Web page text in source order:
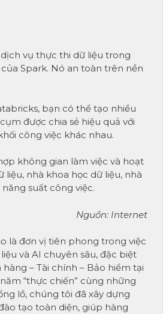
vụ thực thi dữ liệu trong
Spark. Nó an toàn trên nền
bạn có thể tạo nhiều
được chia sẻ hiệu quả với
công việc khác nhau.
không gian làm việc và hoạt
liệu, nhà khoa học dữ liệu, nhà
suất công việc.
Nguồn: Internet
là đơn vị tiên phong trong việc
và AI chuyên sâu, đặc biệt
– Tài chính – Bảo hiểm tại
“thực chiến” cùng những
lồ, chúng tôi đã xây dựng
tạo toàn diện, giúp hàng